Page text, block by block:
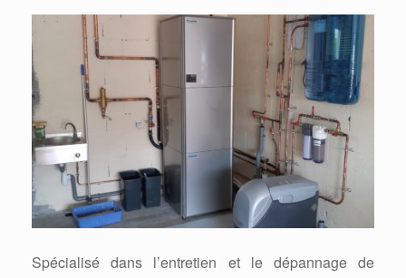
Spécialisé dans l’entretien et le dépannage de